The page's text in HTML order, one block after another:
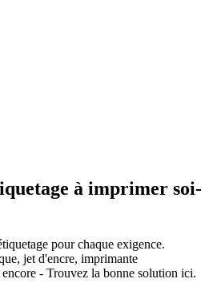
à imprimer soi-
pour chaque exigence.
jet d'encre, imprimante
- Trouvez la bonne solution ici.